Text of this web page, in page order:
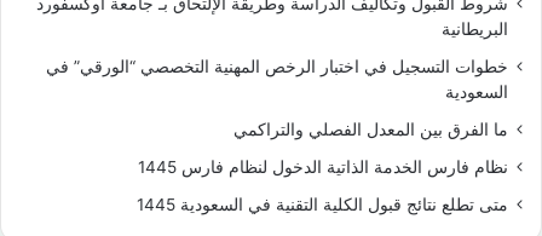
البريطانية
خطوات التسجيل في اختبار الرخص المهنية التخصصي “الورقي” في
السعودية
ما الفرق بين المعدل الفصلي والتراكمي
نظام فارس الخدمة الذاتية الدخول لنظام فارس 1445
متى تطلع نتائج قبول الكلية التقنية في السعودية 1445